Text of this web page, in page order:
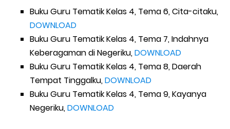
Buku Guru Tematik Kelas 4, Tema 6, Cita-citaku,
DOWNLOAD
Buku Guru Tematik Kelas 4, Tema 7, Indahnya
Keberagaman di Negeriku,DOWNLOAD
Buku Guru Tematik Kelas 4, Tema 8, Daerah
Tempat Tinggalku,DOWNLOAD
Buku Guru Tematik Kelas 4, Tema 9, Kayanya
Negeriku,DOWNLOAD